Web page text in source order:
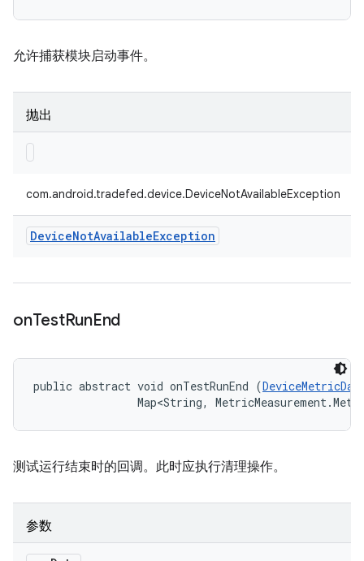
允许捕获模块启动事件。
抛出
com.android.tradefed.device.DeviceNotAvailableException
DeviceNotAvailableException
onTestRunEnd
public abstract void onTestRunEnd (
Map<String,
测试运行结束时的回调。此时应执行清理操作。
参数